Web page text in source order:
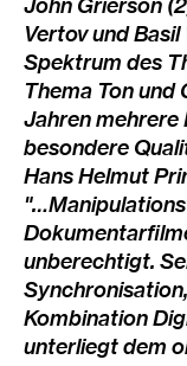
Vertov und
Spektrum des
Thema Ton und
Jahren mehrere
besondere
Hans Helmut
unberechtigt.
Kombination
unterliegt dem